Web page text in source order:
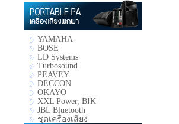
YAMAHA
BOSE
LD Systems
Turbosound
PEAVEY
DECCON
OKAYO
XXL Power, BIK
JBL Bluetooth
ชุดเครื่องเสียง